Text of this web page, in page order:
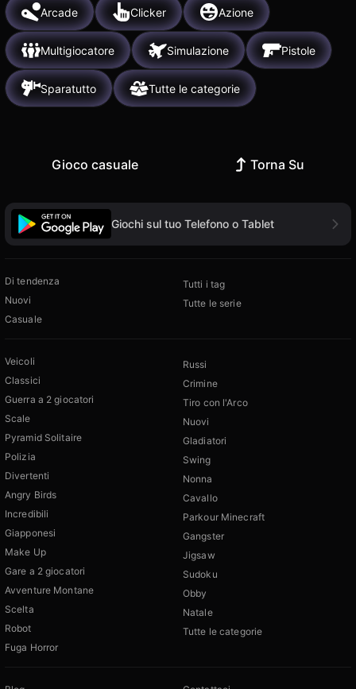
Arcade Clicker Azione
Multigiocatore Simulazione Pistole
Sparatutto Tutte le categorie
Gioco casuale Torna Su
Giochi sul tuo Telefono o Tablet
Di tendenza
Nuovi
Casuale
Tutti i tag
Tutte le serie
Veicoli
Classici
Guerra a 2 giocatori
Scale
Pyramid Solitaire
Polizia
Divertenti
Angry Birds
Incredibili
Giapponesi
Make Up
Gare a 2 giocatori
Avventure Montane
Scelta
Robot
Fuga Horror
Russi
Crimine
Tiro con l'Arco
Nuovi
Gladiatori
Swing
Nonna
Cavallo
Parkour Minecraft
Gangster
Jigsaw
Sudoku
Obby
Natale
Tutte le categorie